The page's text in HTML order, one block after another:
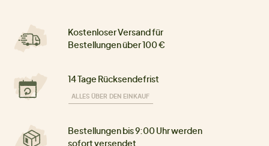
Kostenloser Versand für
Bestellungen über 100 €
14 Tage Rücksendefrist
ALLES ÜBER DEN EINKAUF
Bestellungen bis 9:00 Uhr werden
sofort versendet